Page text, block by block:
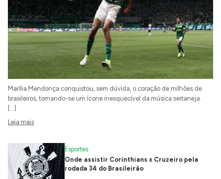
Marília Mendonça conquistou, sem dúvida, o coração de milhões de
brasileiros, tornando-se um ícone inesquecível da música sertaneja.
[…]
Leia mais
Esportes
Onde assistir Corinthians x Cruzeiro pela
rodada 34 do Brasileirão